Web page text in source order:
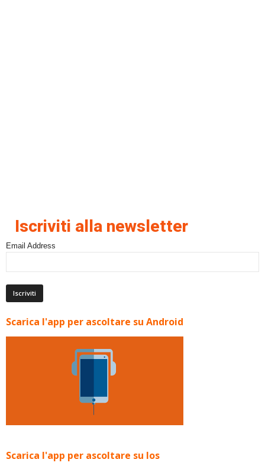
Iscriviti alla newsletter
Email Address
Scarica l'app per ascoltare su Android
Scarica l'app per ascoltare su Ios